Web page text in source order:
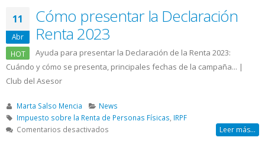
11
Abr
HOT
Cómo presentar la Declaración
Renta 2023
Ayuda para presentar la Declaración de la Renta 2023:
Cuándo y cómo se presenta, principales fechas de la campaña... |
Club del Asesor
Marta Salso Mencia
News
Impuesto sobre la Renta de Personas Físicas IRPF
Comentarios desactivadosen
Leer más...